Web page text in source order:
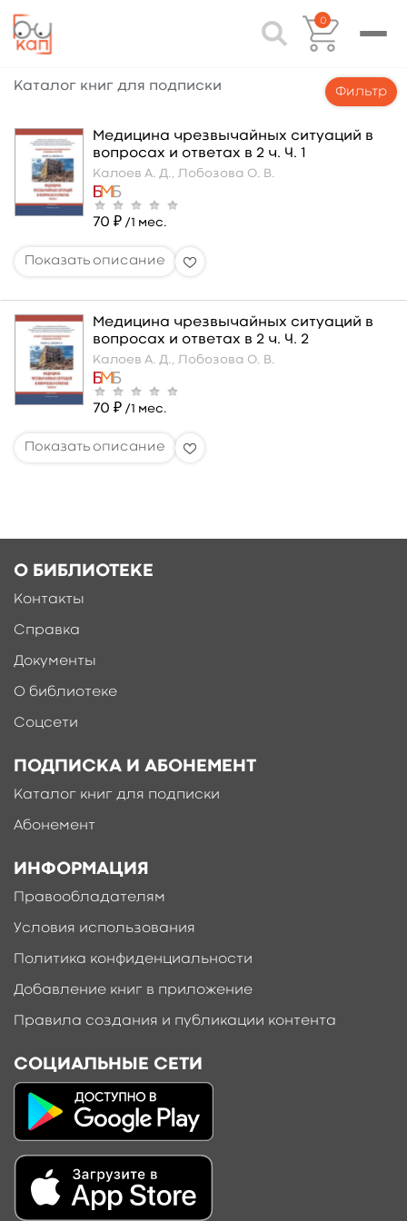
0
Каталог книг для подписки Фильтр
Медицина чрезвычайных ситуаций в
вопросах и ответах в 2 ч. Ч. 1
Калоев А. Д., Лобозова О. В.
70 ₽ /1 мес.
Медицина чрезвычайных ситуаций в
вопросах и ответах в 2 ч. Ч. 2
Калоев А. Д., Лобозова О. В.
70 ₽ /1 мес.
О БИБЛИОТЕКЕ
Контакты
Справка
Документы
О библиотеке
Соцсети
ПОДПИСКА И АБОНЕМЕНТ
Каталог книг для подписки
Абонемент
ИНФОРМАЦИЯ
Правообладателям
Условия использования
Политика конфиденциальности
Добавление книг в приложение
Правила создания и публикации контента
СОЦИАЛЬНЫЕ СЕТИ